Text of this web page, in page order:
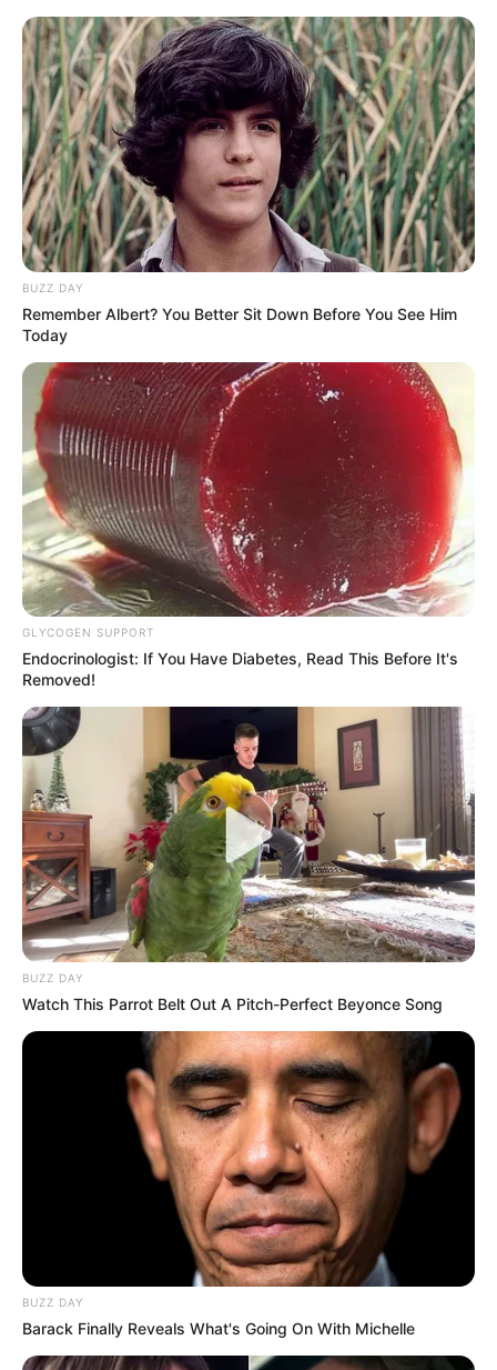
Перейти
вмісту
Groza-news.info
Громада Закарпаття
ГАРЯЧI ПОДІЇ
Укрзалізниця призначила
додаткові поїзди до Ужгорода і
Чопа на осінь
СЕР 20, 2025
BUZZ DAY
Remember Albert? You Better Sit Down Before You See Him
Today
GLYCOGEN SUPPORT
Endocrinologist: If You Have Diabetes, Read This Before It's
Removed!
BUZZ DAY
Watch This Parrot Belt Out A Pitch-Perfect Beyonce Song
BUZZ DAY
Barack Finally Reveals What's Going On With Michelle